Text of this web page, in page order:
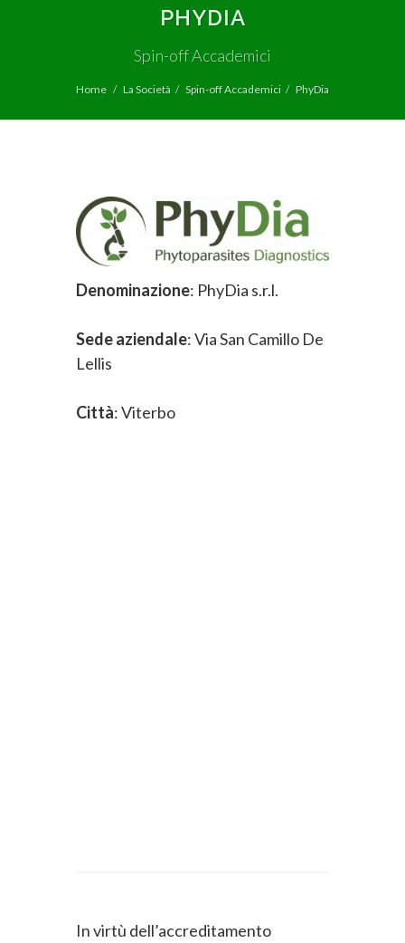
PHYDIA
Spin-off Accademici
Home La Società Spin-off Accademici PhyDia
Denominazione: PhyDia s.r.l.
Sede aziendale: Via San Camillo De
Lellis
Città: Viterbo
In virtù dell’accreditamento